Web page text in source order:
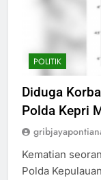
POLITIK
Diduga
Polda Kepri
Kematian
Polda